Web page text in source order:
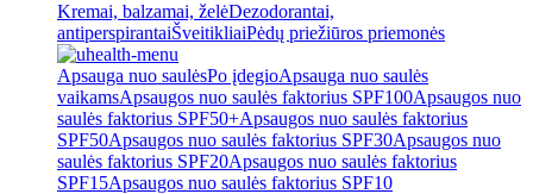
Kremai, balzamai, želėDezodorantai,
antiperspirantaiŠveitikliaiPėdų priežiūros priemonės
Apsauga nuo saulėsPo įdegioApsauga nuo saulės
vaikamsApsaugos nuo saulės faktorius SPF100Apsaugos nuo
saulės faktorius SPF50+Apsaugos nuo saulės faktorius
SPF50Apsaugos nuo saulės faktorius SPF30Apsaugos nuo
saulės faktorius SPF20Apsaugos nuo saulės faktorius
SPF15Apsaugos nuo saulės faktorius SPF10